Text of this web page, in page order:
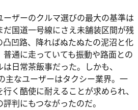
ザーのクルマ選びの最大の基準は
国道一号線にさえ未舗装区間が残
凸凹路、降ればぬたぬたの泥沼と化
通に走っていても振動や路面との
日常茶飯事だった。しかも、
主なユーザーはタクシー業界。一
く酷使に耐えることが求められ、
判にもつながったのだ。